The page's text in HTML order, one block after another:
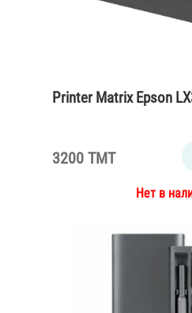
Printer Matrix Epson
3200 TMT
Нет в